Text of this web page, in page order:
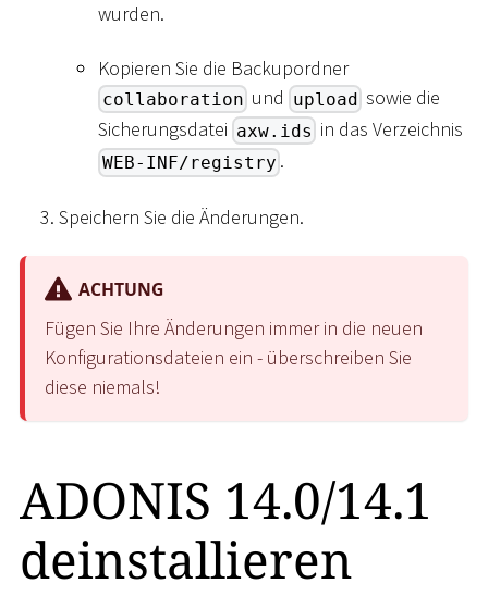
wurden.
Kopieren Sie die Backupordner
collaboration und upload sowie die
Sicherungsdatei axw.ids in das Verzeichnis
WEB-INF/registry .
Speichern Sie die Änderungen.
ACHTUNG
Fügen Sie Ihre Änderungen immer in die neuen
Konfigurationsdateien ein - überschreiben Sie
diese niemals!
ADONIS 14.0/14.1
deinstallieren